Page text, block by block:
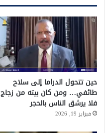
حين تتحول الدراما إلى سلاح
طائفي… ومن كان بيته من زجاج
فلا يرشق الناس بالحجر
فبراير 19, 2026